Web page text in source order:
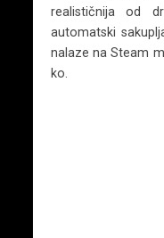
realističnija od
automatski
nalaze na Steam
ko.